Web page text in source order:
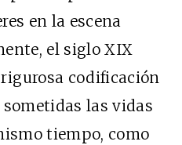
en la escena
el siglo XIX
codificación
las vidas
tiempo, como